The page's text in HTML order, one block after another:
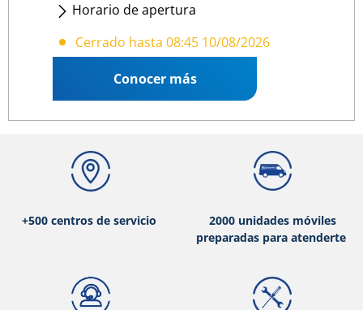
Horario de apertura
Lunes- Viernes: 08:45 19:00
Cerrado hasta 08:45 10/08/2026
Conocer más
+500 centros de servicio
2000 unidades móviles
preparadas para atenderte